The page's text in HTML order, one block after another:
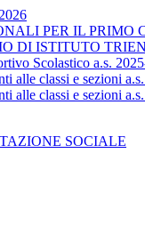
PER IL PRIMO
DI ISTITUTO
Scolastico a.s.
alle classi e sezioni
alle classi e sezioni
SOCIALE